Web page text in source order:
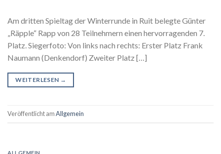
Am dritten Spieltag der Winterrunde in Ruit belegte Günter
„Räpple“ Rapp von 28 Teilnehmern einen hervorragenden 7.
Platz. Siegerfoto: Von links nach rechts: Erster Platz Frank
Naumann (Denkendorf) Zweiter Platz […]
WEITERLESEN →
Veröffentlicht amAllgemein